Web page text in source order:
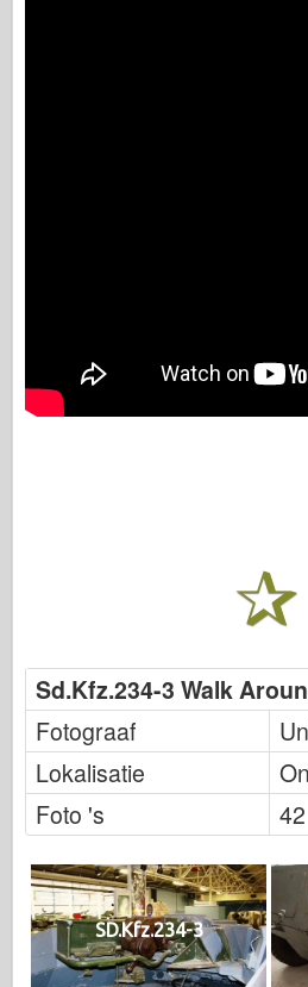
Sd.Kfz.234-3 Walk
Fotograaf
Lokalisatie
Foto 's
42
SD.Kfz.234-3